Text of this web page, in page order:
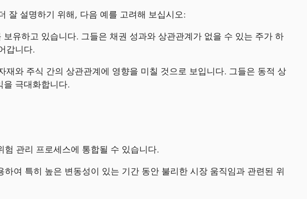
잘 설명하기 위해, 다음 예를 고려해 보십시오:
유하고 있습니다. 그들은 채권 성과와 상관관계가 없을 수 있는 주가 하
갑니다.
와 주식 간의 상관관계에 영향을 미칠 것으로 보입니다. 그들은 동적 상
극대화합니다.
관리 프로세스에 통합될 수 있습니다.
여 특히 높은 변동성이 있는 기간 동안 불리한 시장 움직임과 관련된 위